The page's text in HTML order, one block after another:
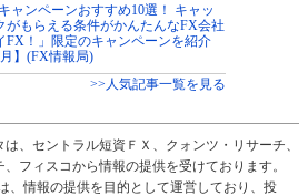
ャンペーンおすすめ10選！ キャッ
がもらえる条件がかんたんなFX会社
FX！」限定のキャンペーンを紹介
月】(FX情報局)
>>人気記事一覧を見る
、セントラル短資ＦＸ、クォンツ・リサーチ、
フィスコから情報の提供を受けております。
、情報の提供を目的として運営しており、投